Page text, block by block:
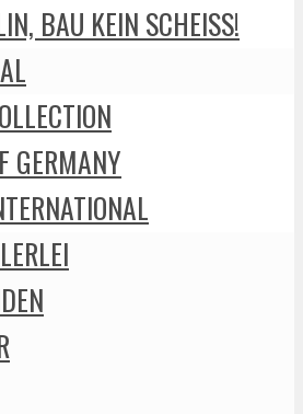
BAU KEIN SCHEISS!
GERMANY